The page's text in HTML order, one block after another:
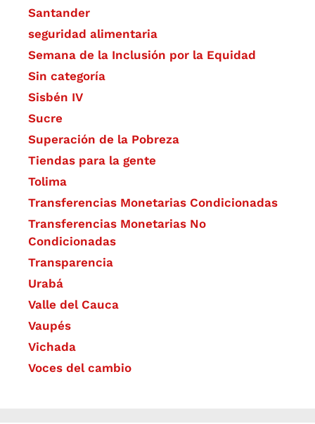
Santander
seguridad alimentaria
Semana de la Inclusión por la Equidad
Sin categoría
Sisbén IV
Sucre
Superación de la Pobreza
Tiendas para la gente
Tolima
Transferencias Monetarias Condicionadas
Transferencias Monetarias No
Condicionadas
Transparencia
Urabá
Valle del Cauca
Vaupés
Vichada
Voces del cambio